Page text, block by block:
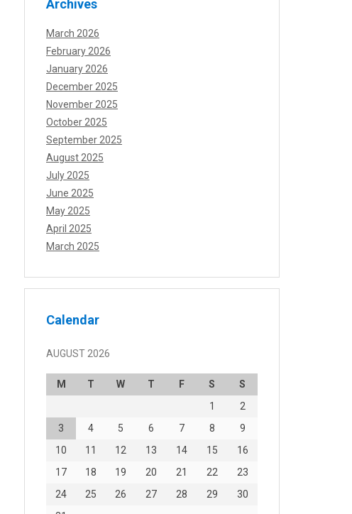
Archives
March 2026
February 2026
January 2026
December 2025
November 2025
October 2025
September 2025
August 2025
July 2025
June 2025
May 2025
April 2025
March 2025
Calendar
AUGUST 2026
M T W T F S
S
1
2
3
4 5 6 7 8
9
10
11 12 13 14 15
16
17
18 19 20 21 22
23
24
25 26 27 28 29
30